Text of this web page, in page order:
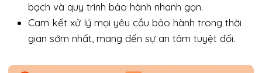
bạch và quy trình bảo hành nhanh gọn.
Cam kết xử lý mọi yêu cầu bảo hành trong thời
gian sớm nhất, mang đến sự an tâm tuyệt đối.